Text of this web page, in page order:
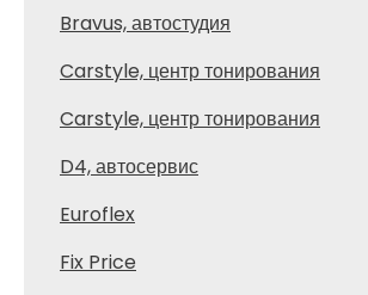
Bravus, автостудия
Carstyle, центр тонирования
Carstyle, центр тонирования
D4, автосервис
Euroflex
Fix Price